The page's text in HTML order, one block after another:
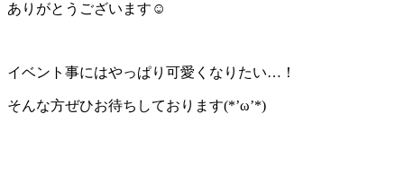
ありがとうございます☺
イベント事にはやっぱり可愛くなりたい…！
そんな方ぜひお待ちしております(*’ω’*)